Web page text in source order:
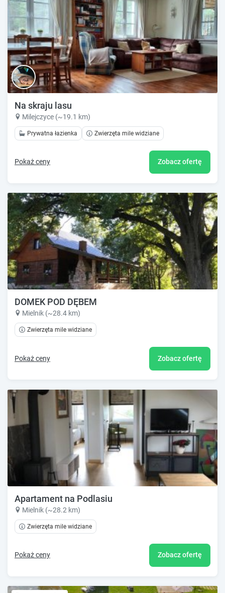
Na skraju lasu
Milejczyce (~19.1 km)
Prywatna łazienka Zwierzęta mile widziane
Pokaż ceny Zobacz ofertę
DOMEK POD DĘBEM
Mielnik (~28.4 km)
Zwierzęta mile widziane
Pokaż ceny Zobacz ofertę
Apartament na Podlasiu
Mielnik (~28.2 km)
Zwierzęta mile widziane
Pokaż ceny Zobacz ofertę